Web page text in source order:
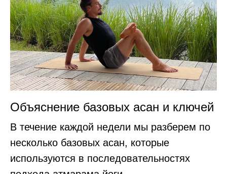
Объяснение базовых асан и ключей
В течение каждой недели мы разберем по
несколько базовых асан, которые
используются в последовательностях